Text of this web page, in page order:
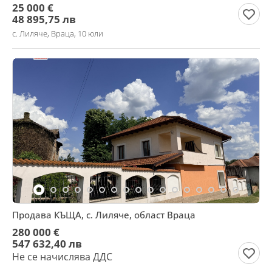
25 000 €
48 895,75 лв
с. Лиляче, Враца, 10 юли
Продава КЪЩА, с. Лиляче, област Враца
280 000 €
547 632,40 лв
Не се начислява ДДС